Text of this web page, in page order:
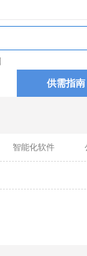
供需指南
智能化软件